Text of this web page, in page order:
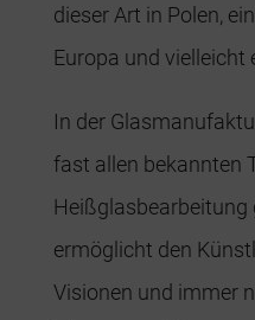
dieser Art in Polen,
Europa und vielleicht
In der
fast allen bekannten
ermöglicht den
Visionen und immer